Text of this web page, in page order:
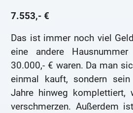
7.553,- €
Das ist immer noch viel
eine andere
30.000,- € waren. Da man
einmal kauft, sondern
Jahre hinweg komplettiert,
verschmerzen. Außerdem